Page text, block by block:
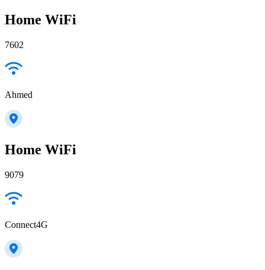
Home WiFi
7602
Ahmed
Home WiFi
9079
Connect4G